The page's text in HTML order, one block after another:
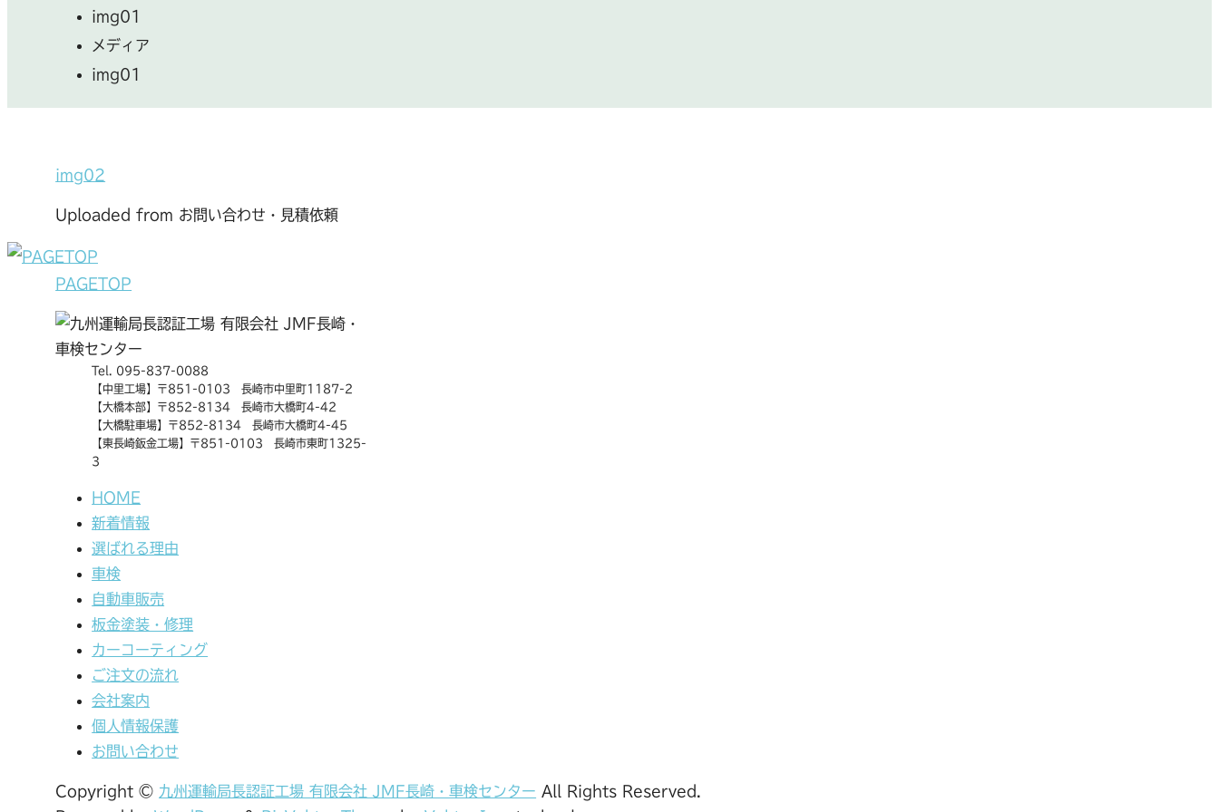
img01
メディア
img01
img02
Uploaded from お問い合わせ・見積依頼
PAGETOP
Tel. 095-837-0088
【中里工場】〒851-0103 長崎市中里町1187-2
【大橋本部】〒852-8134 長崎市大橋町4-42
【大橋駐車場】〒852-8134 長崎市大橋町4-45
【東長崎鈑金工場】〒851-0103 長崎市東町1325-
3
HOME
新着情報
選ばれる理由
車検
自動車販売
板金塗装・修理
カーコーティング
ご注文の流れ
会社案内
個人情報保護
お問い合わせ
Copyright © 九州運輸局長認証工場 有限会社 JMF長崎・車検センター All Rights Reserved.